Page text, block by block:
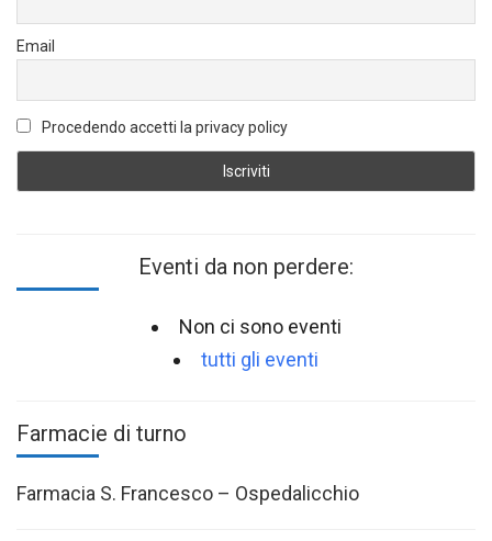
Email
Procedendo accetti la privacy policy
Eventi da non perdere:
Non ci sono eventi
tutti gli eventi
Farmacie di turno
Farmacia S. Francesco – Ospedalicchio